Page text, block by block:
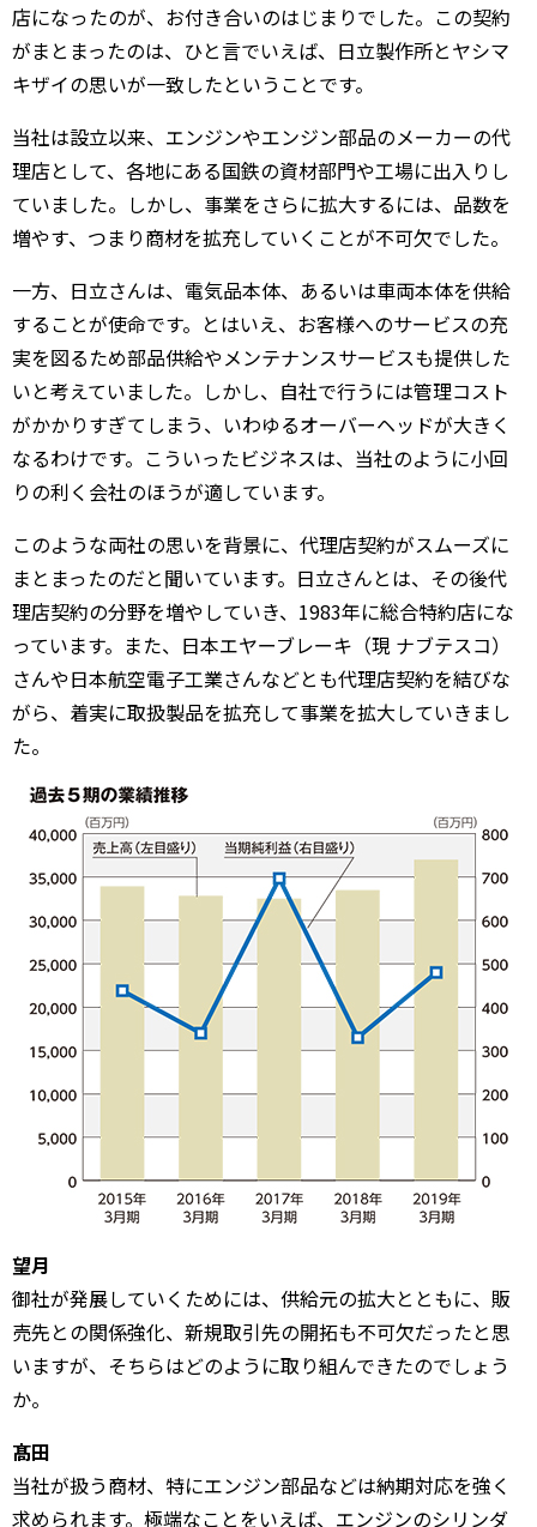
店になったのが、お付き合いのはじまりでした。この契約
がまとまったのは、ひと言でいえば、日立製作所とヤシマ
キザイの思いが一致したということです。
当社は設立以来、エンジンやエンジン部品のメーカーの代
理店として、各地にある国鉄の資材部門や工場に出入りし
ていました。しかし、事業をさらに拡大するには、品数を
増やす、つまり商材を拡充していくことが不可欠でした。
一方、日立さんは、電気品本体、あるいは車両本体を供給
することが使命です。とはいえ、お客様へのサービスの充
実を図るため部品供給やメンテナンスサービスも提供した
いと考えていました。しかし、自社で行うには管理コスト
がかかりすぎてしまう、いわゆるオーバーヘッドが大きく
なるわけです。こういったビジネスは、当社のように小回
りの利く会社のほうが適しています。
このような両社の思いを背景に、代理店契約がスムーズに
まとまったのだと聞いています。日立さんとは、その後代
理店契約の分野を増やしていき、1983年に総合特約店にな
っています。また、日本エヤーブレーキ（現 ナブテスコ）
さんや日本航空電子工業さんなどとも代理店契約を結びな
がら、着実に取扱製品を拡充して事業を拡大していきまし
た。
望月
御社が発展していくためには、供給元の拡大とともに、販
売先との関係強化、新規取引先の開拓も不可欠だったと思
いますが、そちらはどのように取り組んできたのでしょう
か。
髙田
当社が扱う商材、特にエンジン部品などは納期対応を強く
求められます。極端なことをいえば、エンジンのシリンダ